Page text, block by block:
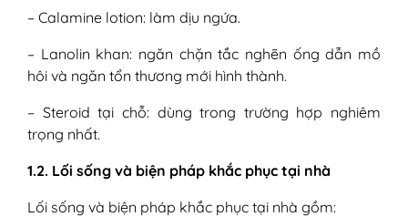
– Calamine lotion: làm dịu ngứa.
– Lanolin khan: ngăn chặn tắc nghẽn ống dẫn mồ
hôi và ngăn tổn thương mới hình thành.
– Steroid tại chỗ: dùng trong trường hợp nghiêm
trọng nhất.
1.2. Lối sống và biện pháp khắc phục tại nhà
Lối sống và biện pháp khắc phục tại nhà gồm: